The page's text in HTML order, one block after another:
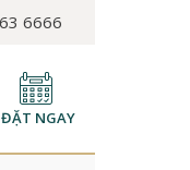
6666
ĐẶT NGAY